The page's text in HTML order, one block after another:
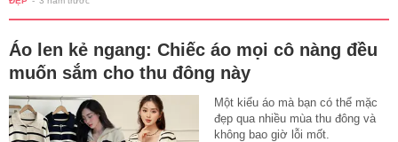
Áo len kẻ ngang: Chiếc áo mọi cô nàng đều
muốn sắm cho thu đông này
Một kiểu áo mà bạn có thể mặc
đẹp qua nhiều mùa thu đông và
không bao giờ lỗi mốt.